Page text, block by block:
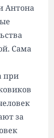
Антона
Сама
при
за